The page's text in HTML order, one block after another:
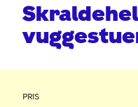
PRIS